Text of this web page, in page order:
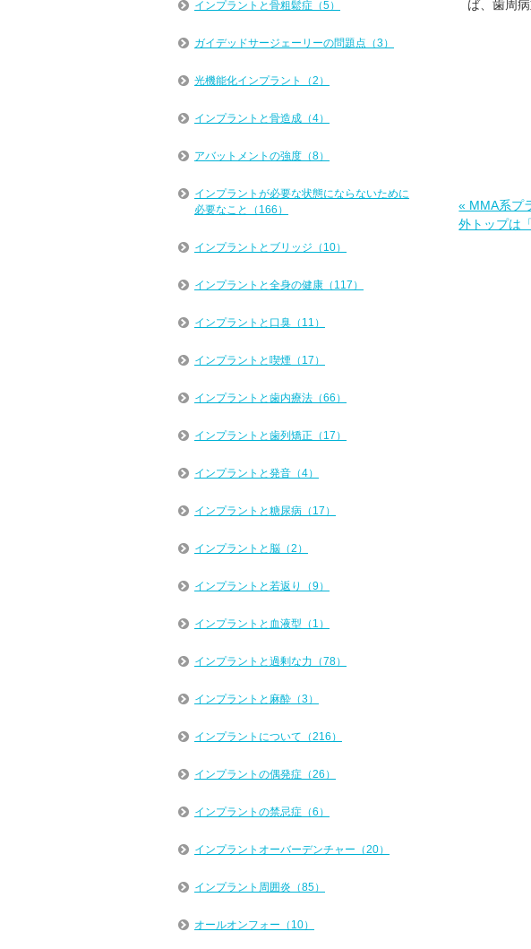
ば、歯周
« MMA系プ
外トップは
インプラントと骨粗鬆症（5）
ガイデッドサージェーリーの問題点（3）
光機能化インプラント（2）
インプラントと骨造成（4）
アバットメントの強度（8）
インプラントが必要な状態にならないために
必要なこと（166）
インプラントとブリッジ（10）
インプラントと全身の健康（117）
インプラントと口臭（11）
インプラントと喫煙（17）
インプラントと歯内療法（66）
インプラントと歯列矯正（17）
インプラントと発音（4）
インプラントと糖尿病（17）
インプラントと脳（2）
インプラントと若返り（9）
インプラントと血液型（1）
インプラントと過剰な力（78）
インプラントと麻酔（3）
インプラントについて（216）
インプラントの偶発症（26）
インプラントの禁忌症（6）
インプラントオーバーデンチャー（20）
インプラント周囲炎（85）
オールオンフォー（10）